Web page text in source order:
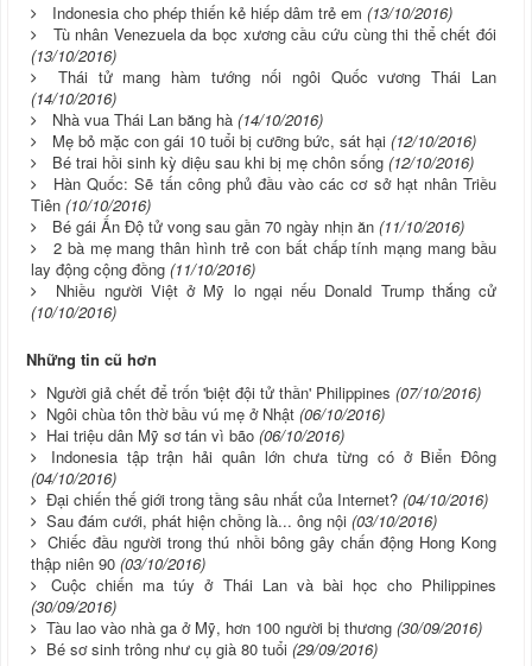
Indonesia cho phép thiến kẻ hiếp dâm trẻ em (13/10/2016)
Tù nhân Venezuela da bọc xương cầu cứu cùng thi thể chết đói
(13/10/2016)
Thái tử mang hàm tướng nối ngôi Quốc vương Thái Lan
(14/10/2016)
Nhà vua Thái Lan băng hà (14/10/2016)
Mẹ bỏ mặc con gái 10 tuổi bị cưỡng bức, sát hại (12/10/2016)
Bé trai hồi sinh kỳ diệu sau khi bị mẹ chôn sống (12/10/2016)
Hàn Quốc: Sẽ tấn công phủ đầu vào các cơ sở hạt nhân Triều
Tiên (10/10/2016)
Bé gái Ấn Độ tử vong sau gần 70 ngày nhịn ăn (11/10/2016)
2 bà mẹ mang thân hình trẻ con bất chấp tính mạng mang bầu
lay động cộng đồng (11/10/2016)
Nhiều người Việt ở Mỹ lo ngại nếu Donald Trump thắng cử
(10/10/2016)
Những tin cũ hơn
Người giả chết để trốn 'biệt đội tử thần' Philippines (07/10/2016)
Ngôi chùa tôn thờ bầu vú mẹ ở Nhật (06/10/2016)
Hai triệu dân Mỹ sơ tán vì bão (06/10/2016)
Indonesia tập trận hải quân lớn chưa từng có ở Biển Đông
(04/10/2016)
Đại chiến thế giới trong tầng sâu nhất của Internet? (04/10/2016)
Sau đám cưới, phát hiện chồng là... ông nội (03/10/2016)
Chiếc đầu người trong thú nhồi bông gây chấn động Hong Kong
thập niên 90 (03/10/2016)
Cuộc chiến ma túy ở Thái Lan và bài học cho Philippines
(30/09/2016)
Tàu lao vào nhà ga ở Mỹ, hơn 100 người bị thương (30/09/2016)
Bé sơ sinh trông như cụ già 80 tuổi (29/09/2016)